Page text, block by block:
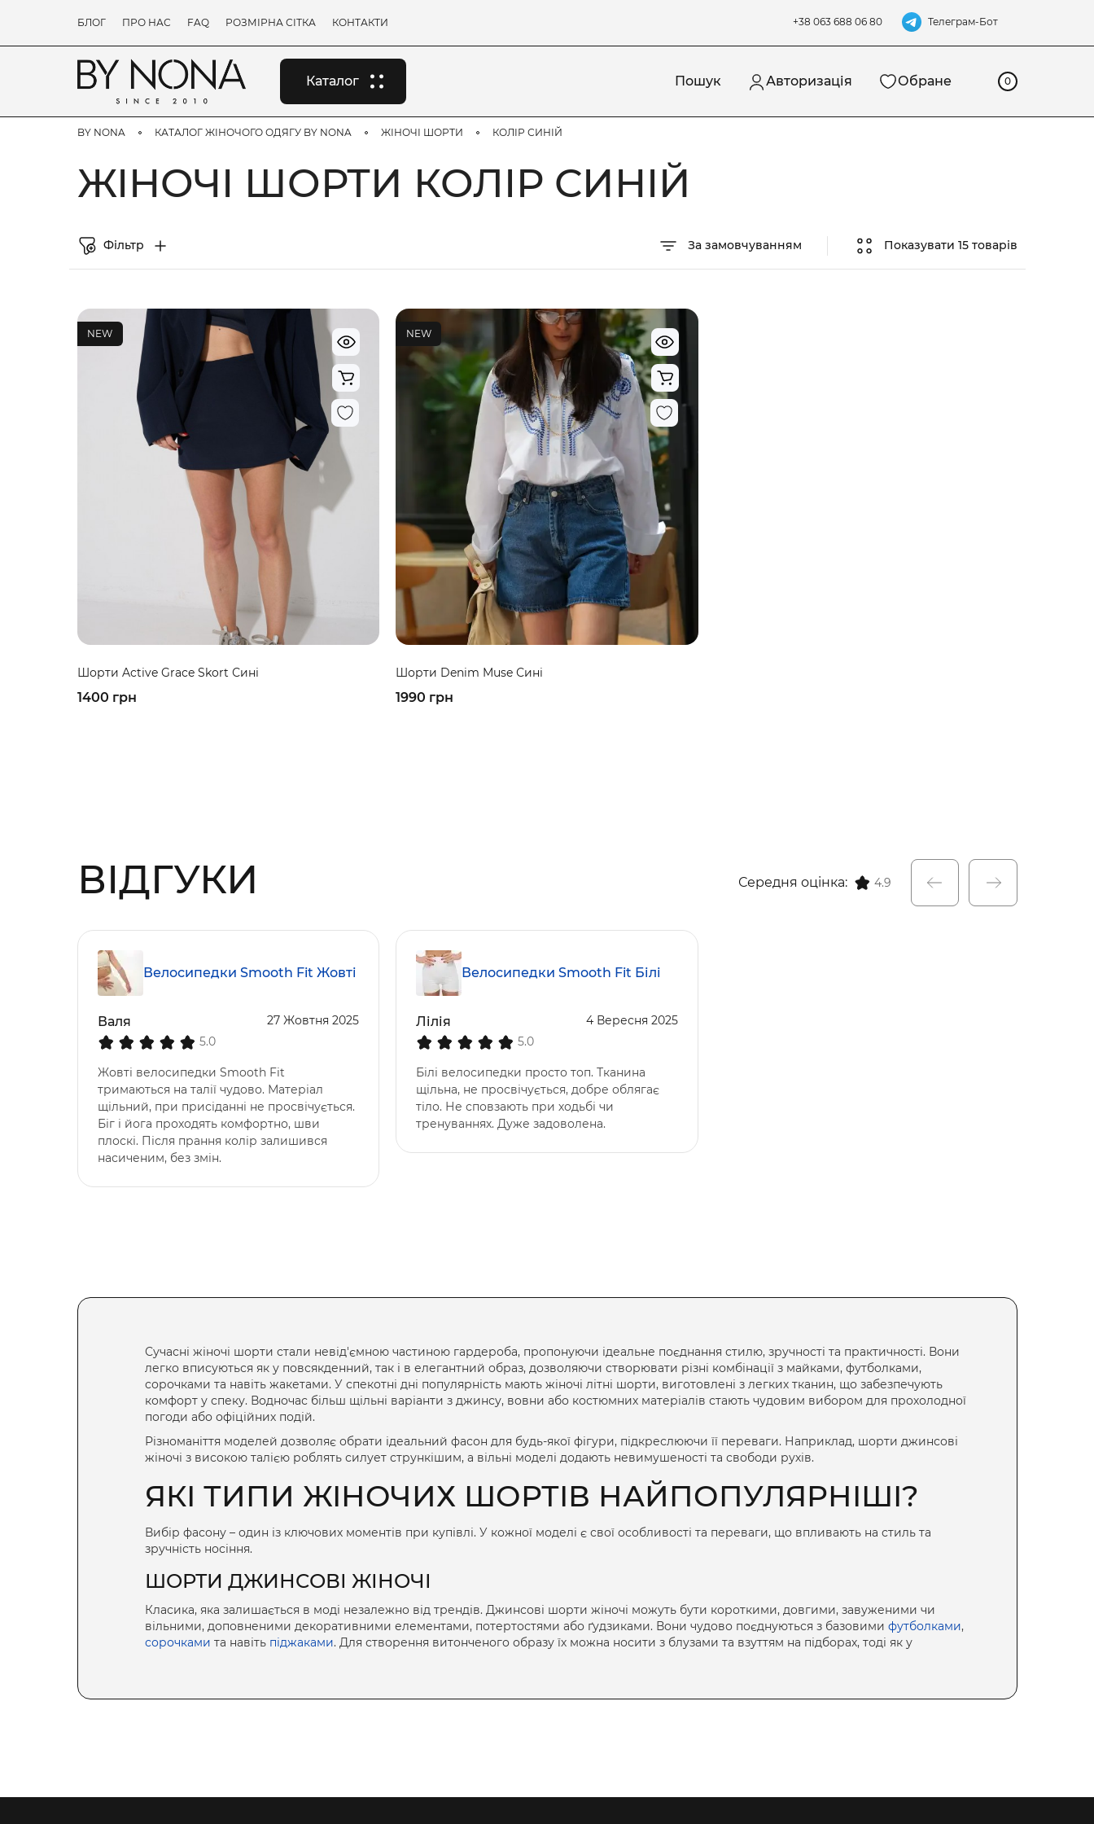
БЛОГ ПРО НАС FAQ РОЗМІРНА СІТКА КОНТАКТИ +38 063 688 06 80 Телеграм-Бот
Каталог Пошук Авторизація Обране 0
BY NONA КАТАЛОГ ЖІНОЧОГО ОДЯГУ BY NONA ЖІНОЧІ ШОРТИ КОЛІР СИНІЙ
ЖІНОЧІ ШОРТИ КОЛІР СИНІЙ
Фільтр За замовчуванням Показувати 15 товарів
NEW
Шорти Active Grace Skort Сині
1400 грн
NEW
Шорти Denim Muse Сині
1990 грн
ВІДГУКИ Середня оцінка: 4.9
Велосипедки Smooth Fit Жовті
Валя
5.0
27 Жовтня 2025
Жовті велосипедки Smooth Fit
тримаються на талії чудово. Матеріал
щільний, при присіданні не просвічується.
Біг і йога проходять комфортно, шви
плоскі. Після прання колір залишився
насиченим, без змін.
Велосипедки Smooth Fit Білі
Лілія
5.0
4 Вересня 2025
Білі велосипедки просто топ. Тканина
щільна, не просвічується, добре облягає
тіло. Не сповзають при ходьбі чи
тренуваннях. Дуже задоволена.
Сучасні жіночі шорти стали невід'ємною частиною гардероба, пропонуючи ідеальне поєднання стилю, зручності та практичності. Вони
легко вписуються як у повсякденний, так і в елегантний образ, дозволяючи створювати різні комбінації з майками, футболками,
сорочками та навіть жакетами. У спекотні дні популярність мають жіночі літні шорти, виготовлені з легких тканин, що забезпечують
комфорт у спеку. Водночас більш щільні варіанти з джинсу, вовни або костюмних матеріалів стають чудовим вибором для прохолодної
погоди або офіційних подій.
Різноманіття моделей дозволяє обрати ідеальний фасон для будь-якої фігури, підкреслюючи її переваги. Наприклад, шорти джинсові
жіночі з високою талієюроблять силует стрункішим, а вільні моделі додають невимушеності та свободи рухів.
ЯКІ ТИПИ ЖІНОЧИХ ШОРТІВ НАЙПОПУЛЯРНІШІ?
Вибір фасону – один із ключових моментів при купівлі. У кожної моделі є свої особливості та переваги, що впливають на стиль та
зручність носіння.
ШОРТИ ДЖИНСОВІ ЖІНОЧІ
Класика, яка залишається в моді незалежно від трендів. Джинсові шорти жіночі можуть бути короткими, довгими, завуженими чи
вільними, доповненими декоративними елементами, потертостями або ґудзиками. Вони чудово поєднуються з базовими футболками,
сорочками та навіть піджаками. Для створення витонченого образу їх можна носити з блузами та взуттям на підборах, тоді як у